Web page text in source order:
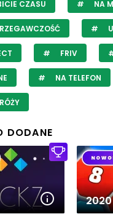
CZASU NA
FRIV
NA TELEFON
DODANE
2020